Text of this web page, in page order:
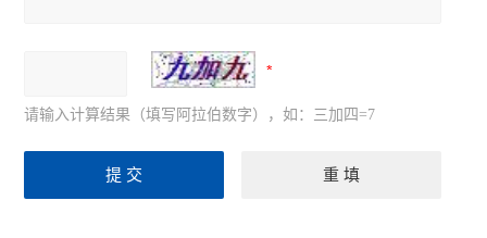
请输入计算结果（填写阿拉伯数字），如：三加四=7